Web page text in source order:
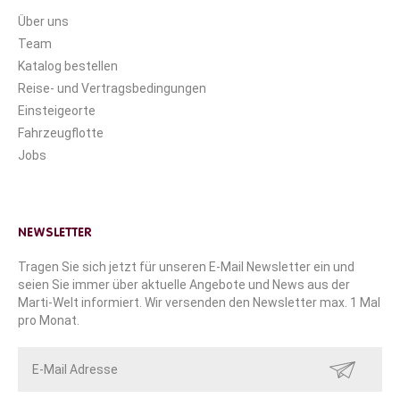
Über uns
Team
Katalog bestellen
Reise- und Vertragsbedingungen
Einsteigeorte
Fahrzeugflotte
Jobs
NEWSLETTER
Tragen Sie sich jetzt für unseren E-Mail Newsletter ein und
seien Sie immer über aktuelle Angebote und News aus der
Marti-Welt informiert. Wir versenden den Newsletter max. 1 Mal
pro Monat.
SENDEN